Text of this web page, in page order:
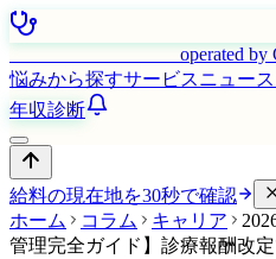
operated by
悩みから探すサービスニュース
年収診断
給料の現在地を30秒で確認
ホーム
コラム キャリア
管理完全ガイド】診療報酬改